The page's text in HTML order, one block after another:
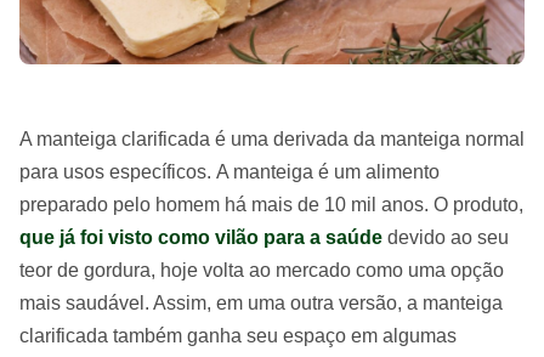
A manteiga clarificada é uma derivada da manteiga normal
para usos específicos. A manteiga é um alimento
preparado pelo homem há mais de 10 mil anos. O produto,
que já foi visto como vilão para a saúde devido ao seu
teor de gordura, hoje volta ao mercado como uma opção
mais saudável. Assim, em uma outra versão, a manteiga
clarificada também ganha seu espaço em algumas